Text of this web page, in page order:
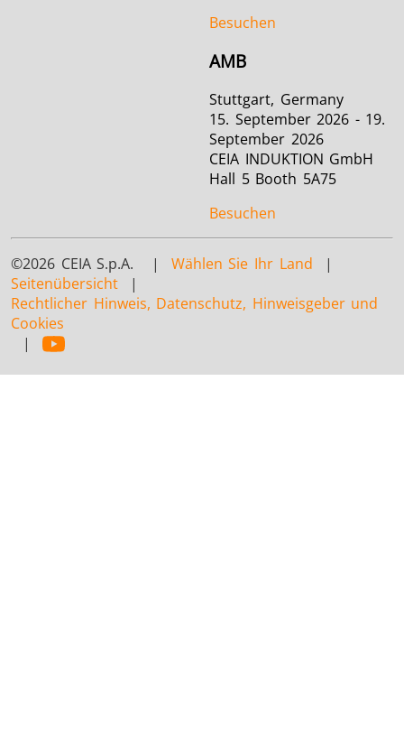
Besuchen
AMB
Stuttgart, Germany
15. September 2026 - 19.
September 2026
CEIA INDUKTION GmbH
Hall 5 Booth 5A75
Besuchen
©2026 CEIA S.p.A. | Wählen Sie Ihr Land |
Seitenübersicht |
Rechtlicher Hinweis, Datenschutz, Hinweisgeber und
Cookies
|